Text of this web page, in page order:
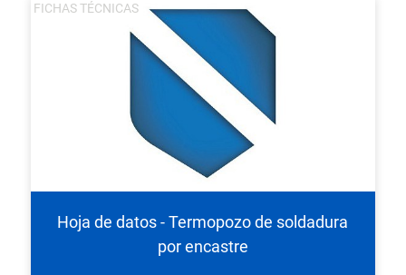
FICHAS TÉCNICAS
Hoja de datos - Termopozo de soldadura
por encastre